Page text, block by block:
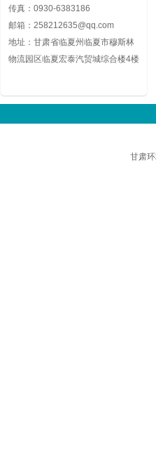
传真：0930-6383186
邮箱：258212635@qq.com
地址：甘肃省临夏州临夏市穆斯林
物流园区临夏宏泰汽贸城综合楼4楼
甘肃